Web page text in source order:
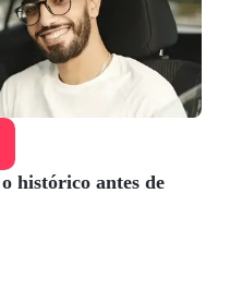
histórico antes de